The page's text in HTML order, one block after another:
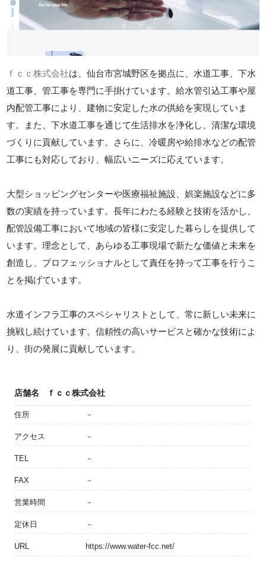
ｆｃｃ株式会社は、仙台市宮城野区を拠点に、水道工事、下水
道工事、管工事を専門に手掛けています。給水管引込工事や屋
内配管工事により、建物に安定した水の供給を実現していま
す。また、下水道工事を通じて生活排水を浄化し、清潔な環境
づくりに貢献しています。さらに、冷暖房や給排水などの配管
工事にも対応しており、幅広いニーズに応えています。
大型ショッピングセンターや医療福祉施設、娯楽施設などに多
数の実績を持っています。長年にわたる経験と技術を活かし、
配管設備工事において地域の皆様に安定した暮らしを提供して
います。理念として、あらゆる工事現場で新たな価値と未来を
創造し、プロフェッショナルとして責任を持って工事を行うこ
とを掲げています。
水道インフラ工事のスペシャリストとして、常に新しい未来に
挑戦し続けています。信頼性の高いサービスと確かな技術によ
り、街の発展に貢献しています。
店舗名 ｆｃｃ株式会社
住所 －
アクセス －
TEL －
FAX －
営業時間 －
定休日 －
URL https://www.water-fcc.net/